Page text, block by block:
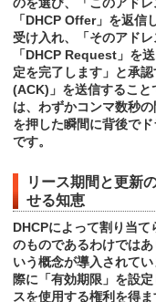
「DHCP Offer」を返信
受け入れ、「そのアド
「DHCP Request」を
定を完了します」と承
(ACK)」を送信すること
は、わずかコンマ数秒
を押した瞬間に背後で
です。
リース期間と更新
せる知恵
DHCPによって割り当
のものであるわけでは
いう概念が導入されて
際に「有効期限」を設
スを使用する権利を得